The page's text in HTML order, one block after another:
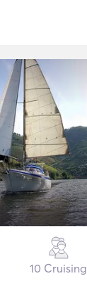
10 Cruising